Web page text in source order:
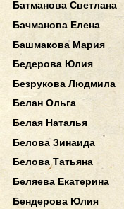
Батманова Светлана
Бачманова Елена
Башмакова Мария
Бедерова Юлия
Безрукова Людмила
Белан Ольга
Белая Наталья
Белова Зинаида
Белова Татьяна
Беляева Екатерина
Бендерова Юлия